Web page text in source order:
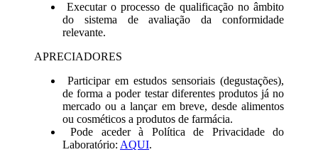
Executar o processo de qualificação no âmbito
do sistema de avaliação da conformidade
relevante.
APRECIADORES
Participar em estudos sensoriais (degustações),
de forma a poder testar diferentes produtos já no
mercado ou a lançar em breve, desde alimentos
ou cosméticos a produtos de farmácia.
Pode aceder à Política de Privacidade do
Laboratório: AQUI.